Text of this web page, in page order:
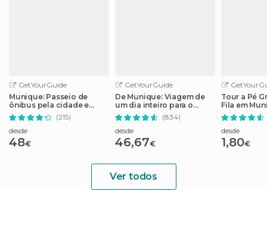
GetYourGuide
Munique: Passeio de
ônibus pela cidade e
visita à Allianz Arena do
FC Bayern de Munique
(215)
desde
48€
GetYourGuide
De Munique: Viagem de
um dia inteiro para o
Castelo de
Neuschwanstein
(834)
desde
46,67€
Tour a Pé
Fila em
desde
1,80€
Ver todos